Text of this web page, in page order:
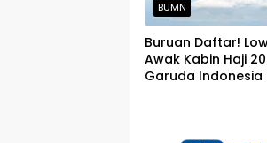
BUMN
Buruan Daftar!
Awak Kabin Haji
Garuda Indonesia